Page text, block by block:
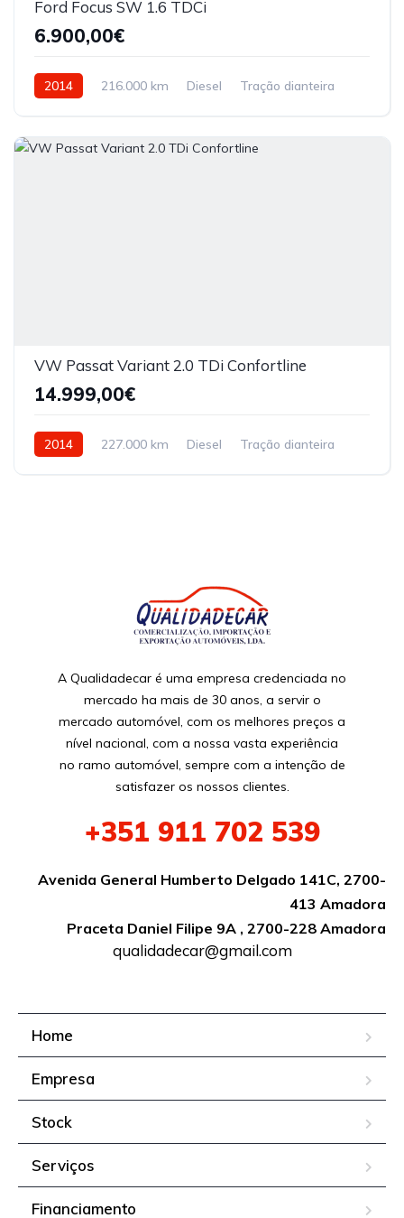
Ford Focus SW 1.6 TDCi
6.900,00€
2014 216.000 km Diesel Tração dianteira
VW Passat Variant 2.0 TDi Confortline
14.999,00€
2014 227.000 km Diesel Tração dianteira
A Qualidadecar é uma empresa credenciada no
mercado ha mais de 30 anos, a servir o
mercado automóvel, com os melhores preços a
nível nacional, com a nossa vasta experiência
no ramo automóvel, sempre com a intenção de
satisfazer os nossos clientes.
+351 911 702 539
Avenida General Humberto Delgado 141C, 2700-
413 Amadora
Praceta Daniel Filipe 9A , 2700-228 Amadora
qualidadecar@gmail.com
Home
Empresa
Stock
Serviços
Financiamento